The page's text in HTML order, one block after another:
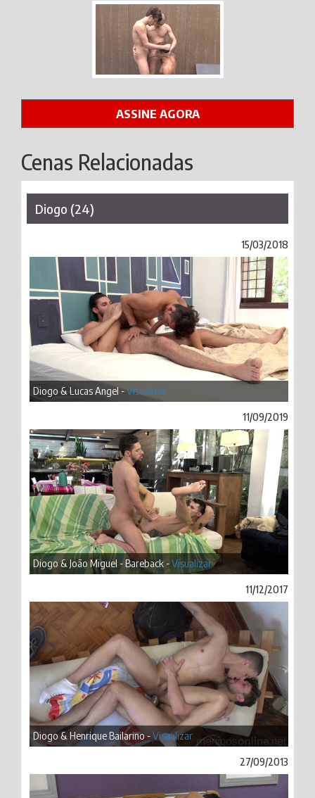
ASSINE AGORA
Cenas Relacionadas
Diogo (24)
15/03/2018
Diogo & Lucas Angel -Visualizar
11/09/2019
Diogo & João Miguel - Bareback -Visualizar
11/12/2017
Diogo & Henrique Bailarino -Visualizar
27/09/2013